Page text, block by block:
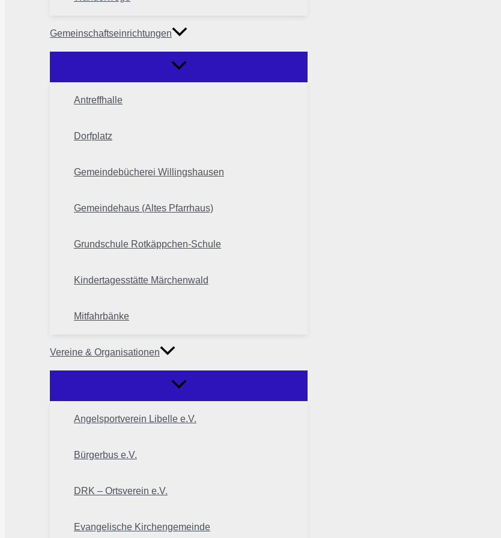
Gemeinschaftseinrichtungen
Antreffhalle
Dorfplatz
Gemeindebücherei Willingshausen
Gemeindehaus (Altes Pfarrhaus)
Grundschule Rotkäppchen-Schule
Kindertagesstätte Märchenwald
Mitfahrbänke
Vereine & Organisationen
Angelsportverein Libelle e.V.
Bürgerbus e.V.
DRK – Ortsverein e.V.
Evangelische Kirchengemeinde